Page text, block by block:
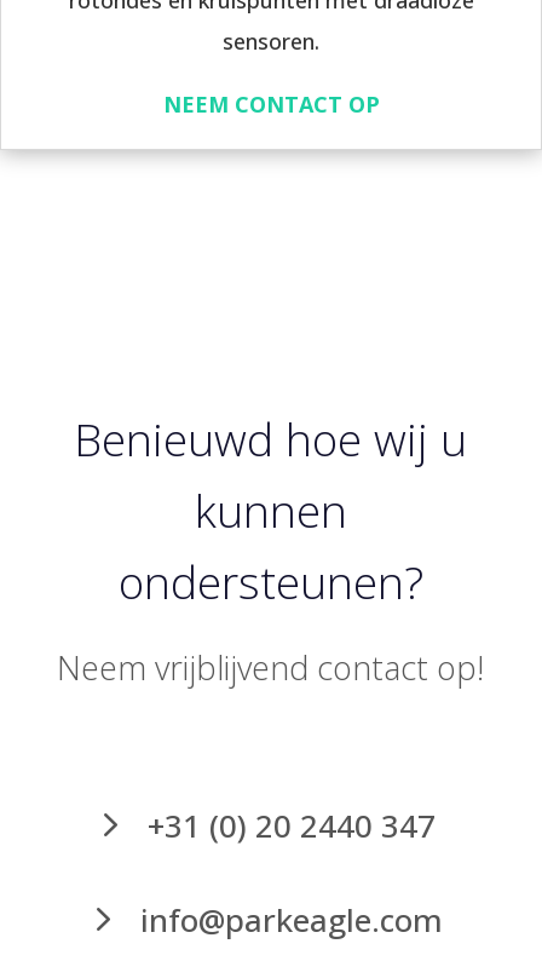
sensoren.
NEEM CONTACT OP
Benieuwd hoe wij u
kunnen
ondersteunen?
Neem vrijblijvend contact op!
+31 (0) 20 2440 347
info@parkeagle.com